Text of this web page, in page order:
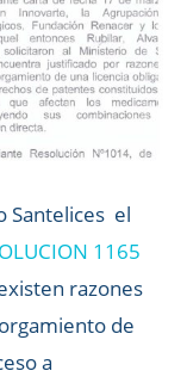
Santelices el
1165
razones
de
a